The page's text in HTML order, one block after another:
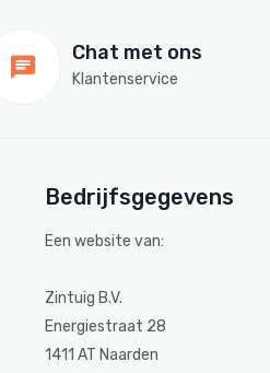
Chat met ons
Klantenservice
Bedrijfsgegevens
Een website van:
Zintuig B.V.
Energiestraat 28
1411 AT Naarden